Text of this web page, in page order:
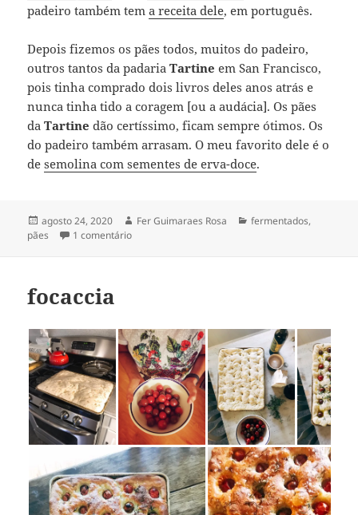
padeiro também tema receita dele, em português.
Depois fizemos os pães todos, muitos do padeiro,
outros tantos da padariaTartine em San Francisco,
pois tinha comprado dois livros deles anos atrás e
nunca tinha tido a coragem [ou a audácia]. Os pães
daTartine dão certíssimo, ficam sempre ótimos. Os
do padeiro também arrasam. O meu favorito dele é o
desemolina com sementes de erva-doce.
Publicado
em
agosto 24, 2020 Autor
Fer Guimaraes Rosa Categorias
fermentados,
pães
1 comentárioem pão de pandemia [pãodemia]
focaccia